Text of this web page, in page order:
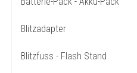
Blitzadapter
Blitzfuss - Flash Stand